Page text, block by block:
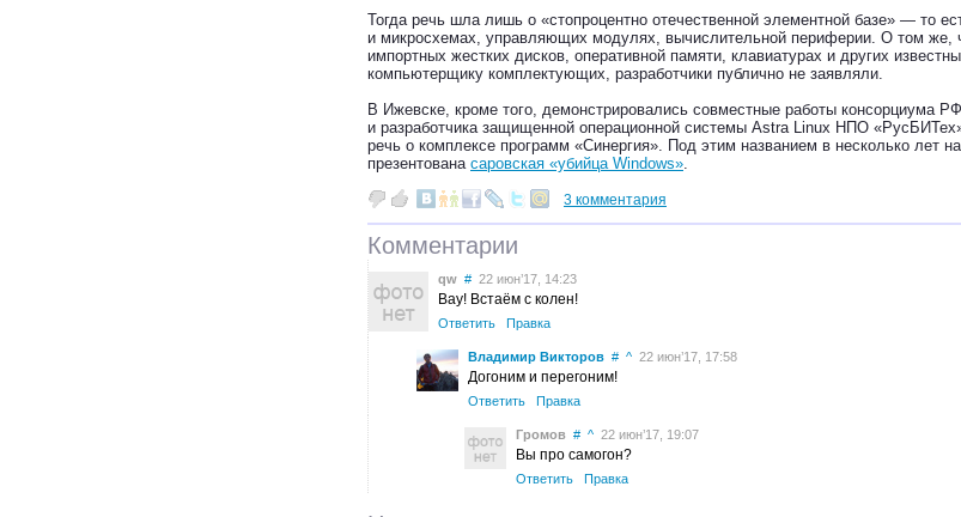
Тогда речь шла лишь о «стопроцентно отечественной элементной базе» — то
и микросхемах, управляющих модулях, вычислительной периферии. О том же,
импортных жестких дисков, оперативной памяти, клавиатурах и других
компьютерщику комплектующих, разработчики публично не заявляли.
В Ижевске, кроме того, демонстрировались совместные работы
и разработчика защищенной операционной системы Astra Linux НПО
речь о комплексе программ «Синергия». Под этим названием в несколько лет
презентована саровская «убийца Windows».
3 комментария
Комментарии
qw # 22 июн’17, 14:23
Вау! Встаём с колен!
Ответить Правка
Владимир Викторов # ^ 22 июн’17, 17:58
Догоним и перегоним!
Ответить Правка
Громов # ^ 22 июн’17, 19:07
Вы про самогон?
Ответить Правка